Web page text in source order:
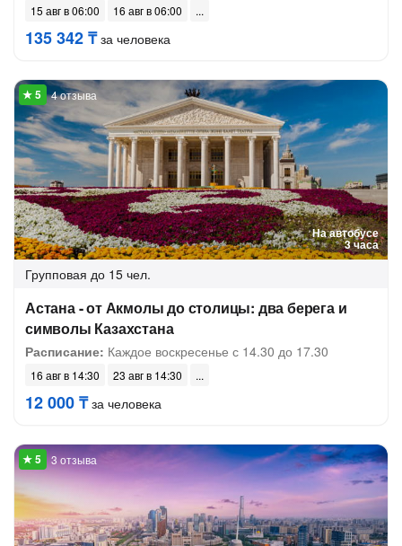
15 авг в 06:00 16 авг в 06:00
135 342 ₸за человека
На автобусе
3 часа
4 отзыва
Групповая до 15 чел.
Астана - от Акмолы до столицы: два берега и
символы Казахстана
Расписание: Каждое воскресенье с 14.30 до 17.30
16 авг в 14:30 23 авг в 14:30
12 000 ₸за человека
3 отзыва